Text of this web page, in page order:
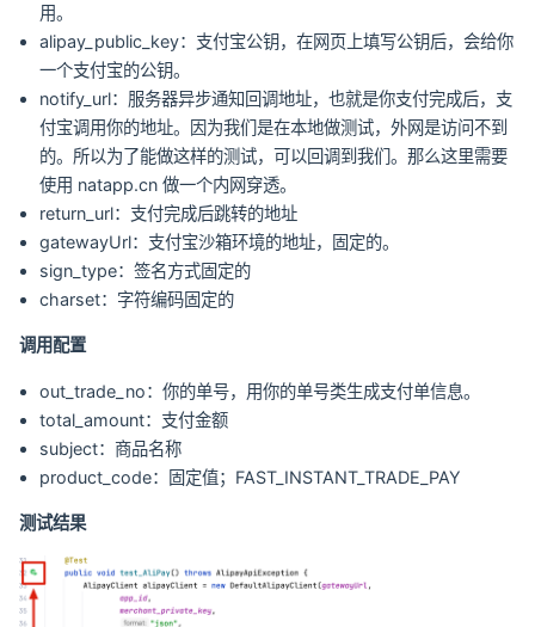
用。
alipay_public_key：支付宝公钥，在网页上填写公钥后，会给你
一个支付宝的公钥。
notify_url：服务器异步通知回调地址，也就是你支付完成后，支
付宝调用你的地址。因为我们是在本地做测试，外网是访问不到
的。所以为了能做这样的测试，可以回调到我们。那么这里需要
使用 natapp.cn 做一个内网穿透。
return_url：支付完成后跳转的地址
gatewayUrl：支付宝沙箱环境的地址，固定的。
sign_type：签名方式固定的
charset：字符编码固定的
调用配置
out_trade_no：你的单号，用你的单号类生成支付单信息。
total_amount：支付金额
subject：商品名称
product_code：固定值；FAST_INSTANT_TRADE_PAY
测试结果